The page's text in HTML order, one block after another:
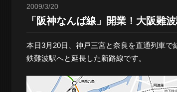
2009/3/20Toshi
「阪神なんば線」開業！大阪難
本日3月20日、神戸三宮と奈良を直通列車
鉄難波駅へと延長した新路線です。